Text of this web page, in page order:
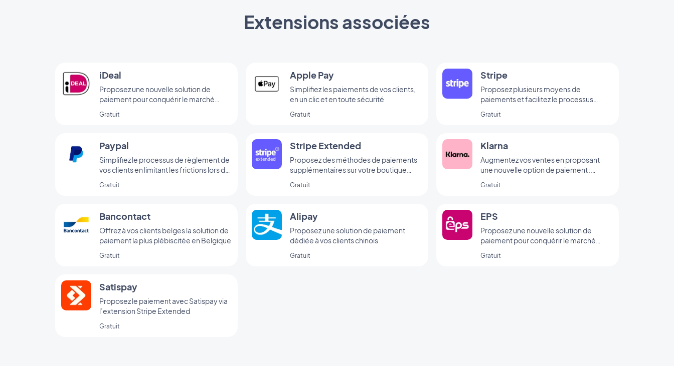
Extensions associées
iDeal
Proposez une nouvelle solution de
paiement pour conquérir le marché
Gratuit
Apple Pay
Simplifiez les paiements de vos clients,
en un clic et en toute sécurité
Gratuit
Stripe
Proposez plusieurs moyens de
paiements et facilitez le processus
Gratuit
Paypal
Simplifiez le processus de règlement de
vos clients en limitant les frictions lors de
Gratuit
Stripe Extended
Proposez des méthodes de paiements
supplémentaires sur votre boutique
Gratuit
Klarna
Augmentez vos ventes en proposant
une nouvelle option de paiement :
Gratuit
Bancontact
Offrez à vos clients belges la solution de
paiement la plus plébiscitée en Belgique
Gratuit
Alipay
Proposez une solution de paiement
dédiée à vos clients chinois
Gratuit
EPS
Proposez une nouvelle solution de
paiement pour conquérir le marché
Gratuit
Satispay
Proposez le paiement avec Satispay via
l’extension Stripe Extended
Gratuit